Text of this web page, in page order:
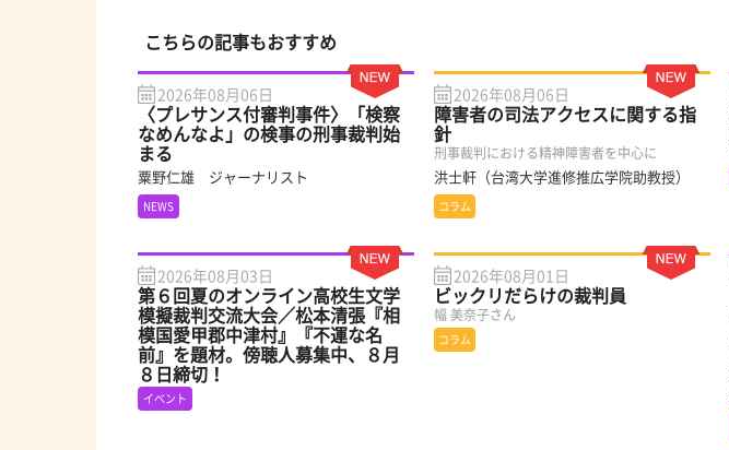
こちらの記事もおすすめ
2026年08月06日
〈プレサンス付審判事件〉「検察
なめんなよ」の検事の刑事裁判始
まる
粟野仁雄 ジャーナリスト
NEWS
2026年08月06日
障害者の司法アクセスに関する指
針
刑事裁判における精神障害者を中心に
洪士軒（台湾大学進修推広学院助教授）
コラム
2026年08月03日
第６回夏のオンライン高校生文学
模擬裁判交流大会／松本清張『相
模国愛甲郡中津村』『不運な名
前』を題材。傍聴人募集中、８月
８日締切！
イベント
2026年08月01日
ビックリだらけの裁判員
幅 美奈子さん
コラム